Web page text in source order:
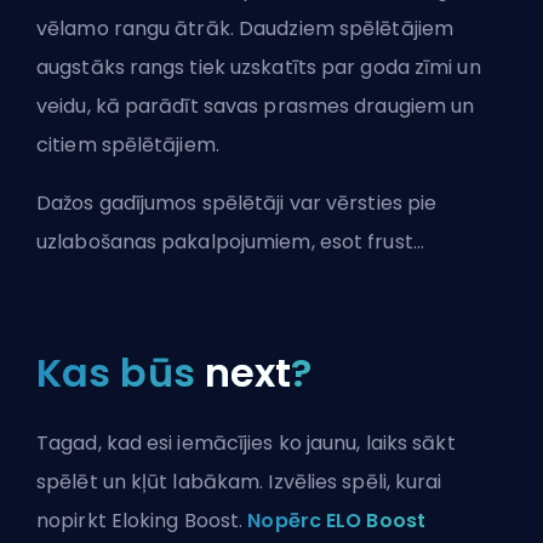
vēlamo rangu ātrāk. Daudziem spēlētājiem
augstāks rangs tiek uzskatīts par goda zīmi un
veidu, kā parādīt savas prasmes draugiem un
citiem spēlētājiem.
Dažos gadījumos spēlētāji var vērsties pie
uzlabošanas pakalpojumiem, esot frust...
Kas būs next?
Tagad, kad esi iemācījies ko jaunu, laiks sākt
spēlēt un kļūt labākam. Izvēlies spēli, kurai
nopirkt Eloking Boost. Nopērc ELO Boost